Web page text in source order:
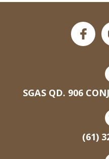
SGAS QD. 906
(61)